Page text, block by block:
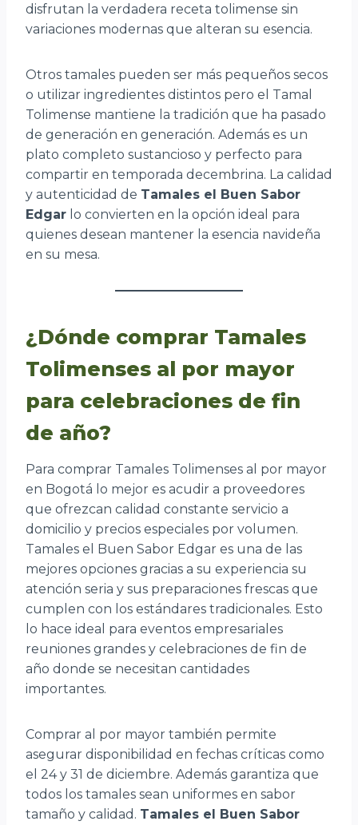
disfrutan la verdadera receta tolimense sin
variaciones modernas que alteran su esencia.
Otros tamales pueden ser más pequeños secos
o utilizar ingredientes distintos pero el Tamal
Tolimense mantiene la tradición que ha pasado
de generación en generación. Además es un
plato completo sustancioso y perfecto para
compartir en temporada decembrina. La calidad
y autenticidad de Tamales el Buen Sabor
Edgar lo convierten en la opción ideal para
quienes desean mantener la esencia navideña
en su mesa.
¿Dónde comprar Tamales
Tolimenses al por mayor
para celebraciones de fin
de año?
Para comprar Tamales Tolimenses al por mayor
en Bogotá lo mejor es acudir a proveedores
que ofrezcan calidad constante servicio a
domicilio y precios especiales por volumen.
Tamales el Buen Sabor Edgar es una de las
mejores opciones gracias a su experiencia su
atención seria y sus preparaciones frescas que
cumplen con los estándares tradicionales. Esto
lo hace ideal para eventos empresariales
reuniones grandes y celebraciones de fin de
año donde se necesitan cantidades
importantes.
Comprar al por mayor también permite
asegurar disponibilidad en fechas críticas como
el 24 y 31 de diciembre. Además garantiza que
todos los tamales sean uniformes en sabor
tamaño y calidad. Tamales el Buen Sabor